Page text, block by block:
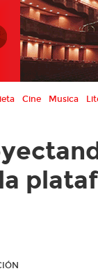
Cine Musica